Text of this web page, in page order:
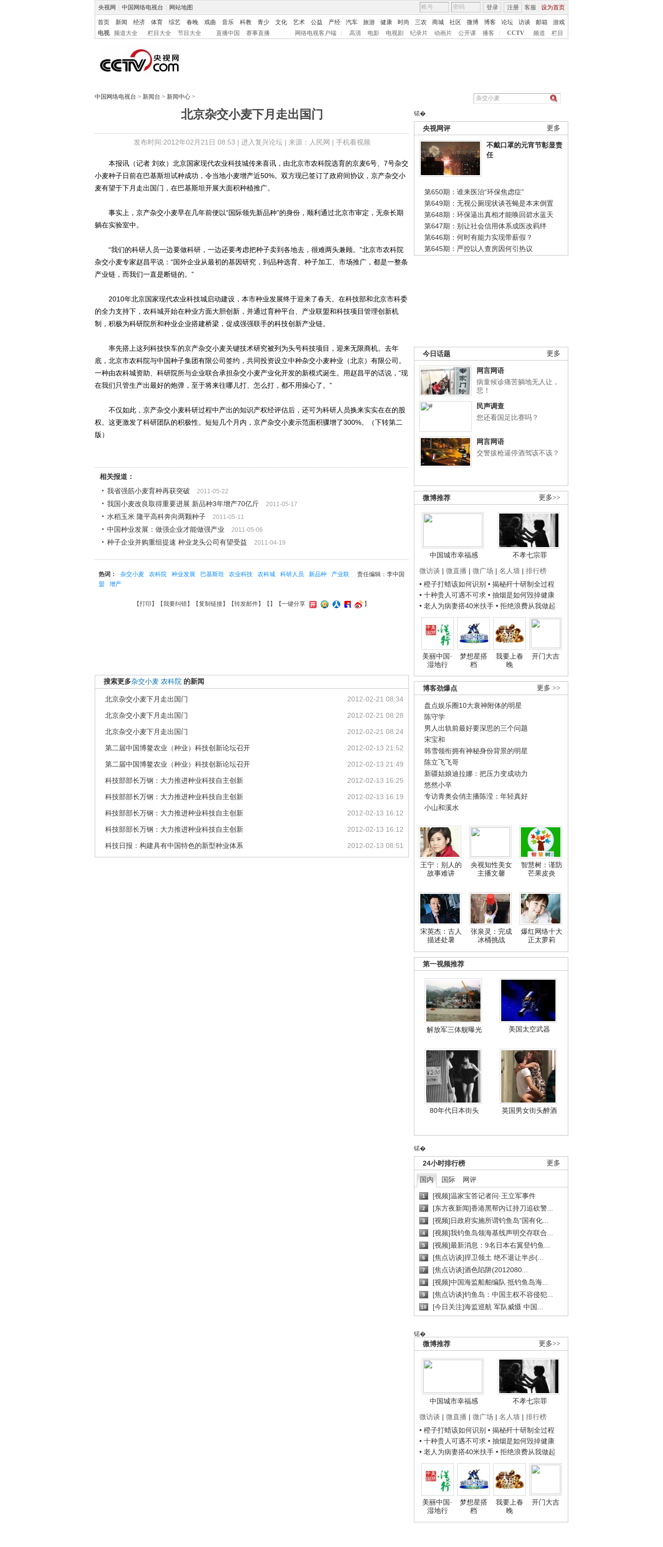
央视网 中国网络电视台 网站地图 客服 设为首页
登录 注册
首页 新闻 经济 体育 综艺 春晚 戏曲 音乐 科教 青少 文化 艺术 公益 产经 汽车 旅游 健康 时尚 三农 商城 社区 微博 博客 论坛 访谈 邮箱
游戏
电视
频道大全 栏目大全 节目大全 直播中国 赛事直播 网络电视客户端 高清 电影 电视剧 纪录片 动画片 公开课 播客 CCTV 频道 栏目
中国网络电视台 > 新闻台 > 新闻中心 >
北京杂交小麦下月走出国门
发布时间:2012年02月21日 08:53 | 进入复兴论坛| 来源：人民网 | 手机看视频
锘�
更多
央视网评
不戴口罩的元宵节彰显责
任
第650期：谁来医治“环保焦虑症”
第649期：无视公厕现状谈苍蝇是本末倒置
第648期：环保逼出真相才能唤回碧水蓝天
第647期：别让社会信用体系成医改羁绊
第646期：何时有能力实现带薪假？
第645期：严控以人查房因何引热议
更多
今日话题
网言网语
病童候诊痛苦躺地无人让，
悲！
民声调查
您还看国足比赛吗？
网言网语
交警拔枪逼停酒驾该不该？
更多>>
微博推荐
中国城市幸福感
不孝七宗罪
微访谈 | 微直播 | 微广场 | 名人墙 | 排行榜
• 橙子打蜡该如何识别 • 揭秘歼十研制全过程
• 十种贵人可遇不可求 • 抽烟是如何毁掉健康
• 老人为病妻搭40米扶手 • 拒绝浪费从我做起
美丽中国·
湿地行
梦想星搭
档
我要上春
晚
开门大吉
更多 >>
博客劲爆点
盘点娱乐圈10大衰神附体的明星
陈守学
男人出轨前最好要深思的三个问题
宋宝和
韩雪领衔拥有神秘身份背景的明星
陈立飞飞哥
新疆姑娘迪拉娜：把压力变成动力
悠然小卒
专访青奥会俏主播陈滢：年轻真好
小山和溪水
王宁：别人的
故事难讲
央视知性美女
主播文馨
智慧树：谨防
芒果皮炎
宋英杰：古人
描述处暑
张泉灵：完成
冰桶挑战
爆红网络十大
正太萝莉
第一视频推荐
解放军三体舰曝光 美国太空武器
80年代日本街头 英国男女街头醉酒
锘�
更多
24小时排行榜
国内 国际 网评
1 [视频]温家宝答记者问·王立军事件
2 [东方夜新闻]香港黑帮内讧持刀追砍警...
3 [视频]日政府实施所谓钓鱼岛“国有化...
4 [视频]我钓鱼岛领海基线声明交存联合...
5 [视频]最新消息：9名日本右翼登钓鱼...
6 [焦点访谈]捍卫领土 绝不退让半步(...
7 [焦点访谈]酒色陷阱(2012080...
8 [视频]中国海监船舶编队 抵钓鱼岛海...
9 [焦点访谈]钓鱼岛：中国主权不容侵犯...
10 [今日关注]海监巡航 军队威慑 中国...
锘�
更多>>
微博推荐
中国城市幸福感
不孝七宗罪
微访谈 | 微直播 | 微广场 | 名人墙 | 排行榜
• 橙子打蜡该如何识别 • 揭秘歼十研制全过程
• 十种贵人可遇不可求 • 抽烟是如何毁掉健康
• 老人为病妻搭40米扶手 • 拒绝浪费从我做起
美丽中国·
湿地行
梦想星搭
档
我要上春
晚
开门大吉
本报讯（记者 刘欢）北京国家现代农业科技城传来喜讯，由北京市农科院选育的京麦6号、7号杂交
小麦种子日前在巴基斯坦试种成功，令当地小麦增产近50%。双方现已签订了政府间协议，京产杂交小
麦有望于下月走出国门，在巴基斯坦开展大面积种植推广。
事实上，京产杂交小麦早在几年前便以“国际领先新品种”的身份，顺利通过北京市审定，无奈长期
躺在实验室中。
“我们的科研人员一边要做科研，一边还要考虑把种子卖到各地去，很难两头兼顾。”北京市农科院
杂交小麦专家赵昌平说：“国外企业从最初的基因研究，到品种选育、种子加工、市场推广，都是一整条
产业链，而我们一直是断链的。”
2010年北京国家现代农业科技城启动建设，本市种业发展终于迎来了春天。在科技部和北京市科委
的全力支持下，农科城开始在种业方面大胆创新，并通过育种平台、产业联盟和科技项目管理创新机
制，积极为科研院所和种业企业搭建桥梁，促成强强联手的科技创新产业链。
率先搭上这列科技快车的京产杂交小麦关键技术研究被列为头号科技项目，迎来无限商机。去年
底，北京市农科院与中国种子集团有限公司签约，共同投资设立中种杂交小麦种业（北京）有限公司。
一种由农科城资助、科研院所与企业联合承担杂交小麦产业化开发的新模式诞生。用赵昌平的话说，“现
在我们只管生产出最好的炮弹，至于将来往哪儿打、怎么打，都不用操心了。”
不仅如此，京产杂交小麦科研过程中产出的知识产权经评估后，还可为科研人员换来实实在在的股
权。这更激发了科研团队的积极性。短短几个月内，京产杂交小麦示范面积骤增了300%。（下转第二
版）
相关报道：
我省强筋小麦育种再获突破
2011-05-22
我国小麦改良取得重要进展 新品种3年增产70亿斤 2011-05-17
水稻玉米 隆平高科奔向两颗种子 2011-05-11
中国种业发展：做强企业才能做强产业 2011-05-06
种子企业并购重组提速 种业龙头公司有望受益 2011-04-19
责任编辑：李中国
热词： 杂交小麦 农科院 种业发展 巴基斯坦 农业科技 农科城 科研人员 新品种
产业联
盟
增产
【打印 】【我要纠错】【复制链接】【转发邮件】【 】 【一键分享 】
搜索更多杂交小麦 农科院 的新闻
2012-02-21 08:34
北京杂交小麦下月走出国门
2012-02-21 08:28
北京杂交小麦下月走出国门
2012-02-21 08:24
北京杂交小麦下月走出国门
2012-02-13 21:52
第二届中国博鳌农业（种业）科技创新论坛召开
2012-02-13 21:49
第二届中国博鳌农业（种业）科技创新论坛召开
2012-02-13 16:25
科技部部长万钢：大力推进种业科技自主创新
2012-02-13 16:19
科技部部长万钢：大力推进种业科技自主创新
2012-02-13 16:12
科技部部长万钢：大力推进种业科技自主创新
2012-02-13 16:12
科技部部长万钢：大力推进种业科技自主创新
2012-02-13 08:51
科技日报：构建具有中国特色的新型种业体系